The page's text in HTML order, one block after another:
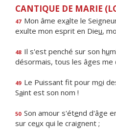
CANTIQUE DE MARIE
47 Mon âme exalte le
exulte mon esprit en Dieu,
48 Il s'est penché sur son hu
désormais, tous les âges me
49 Le Puissant fit pour moi
Saint est son nom !
50 Son amour s'étend d'âge
sur ceux qui le craignent ;